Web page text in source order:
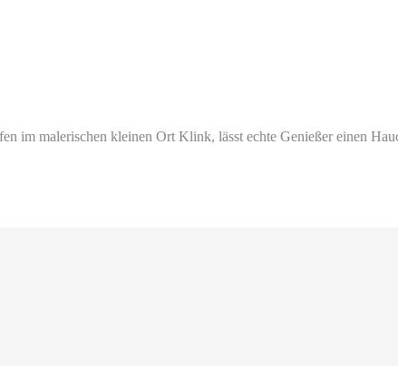
im malerischen kleinen Ort Klink, lässt echte Genießer einen